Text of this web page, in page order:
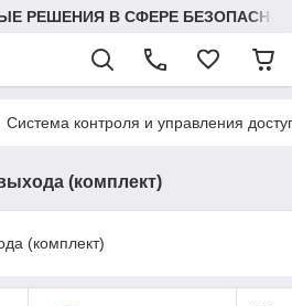
РЕШЕНИЯ В СФЕРЕ
Система контроля и управления
(комплект)
(комплект)